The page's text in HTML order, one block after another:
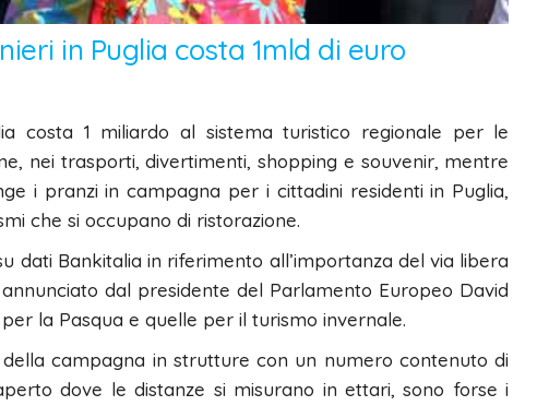
in Puglia costa 1mld di euro
costa 1 miliardo al sistema turistico regionale per le
nei trasporti, divertimenti, shopping e souvenir, mentre
i pranzi in campagna per i cittadini residenti in Puglia,
che si occupano di ristorazione.
dati Bankitalia in riferimento all’importanza del via libera
dal presidente del Parlamento Europeo David
la Pasqua e quelle per il turismo invernale.
della campagna in strutture con un numero contenuto di
dove le distanze si misurano in ettari, sono forse i